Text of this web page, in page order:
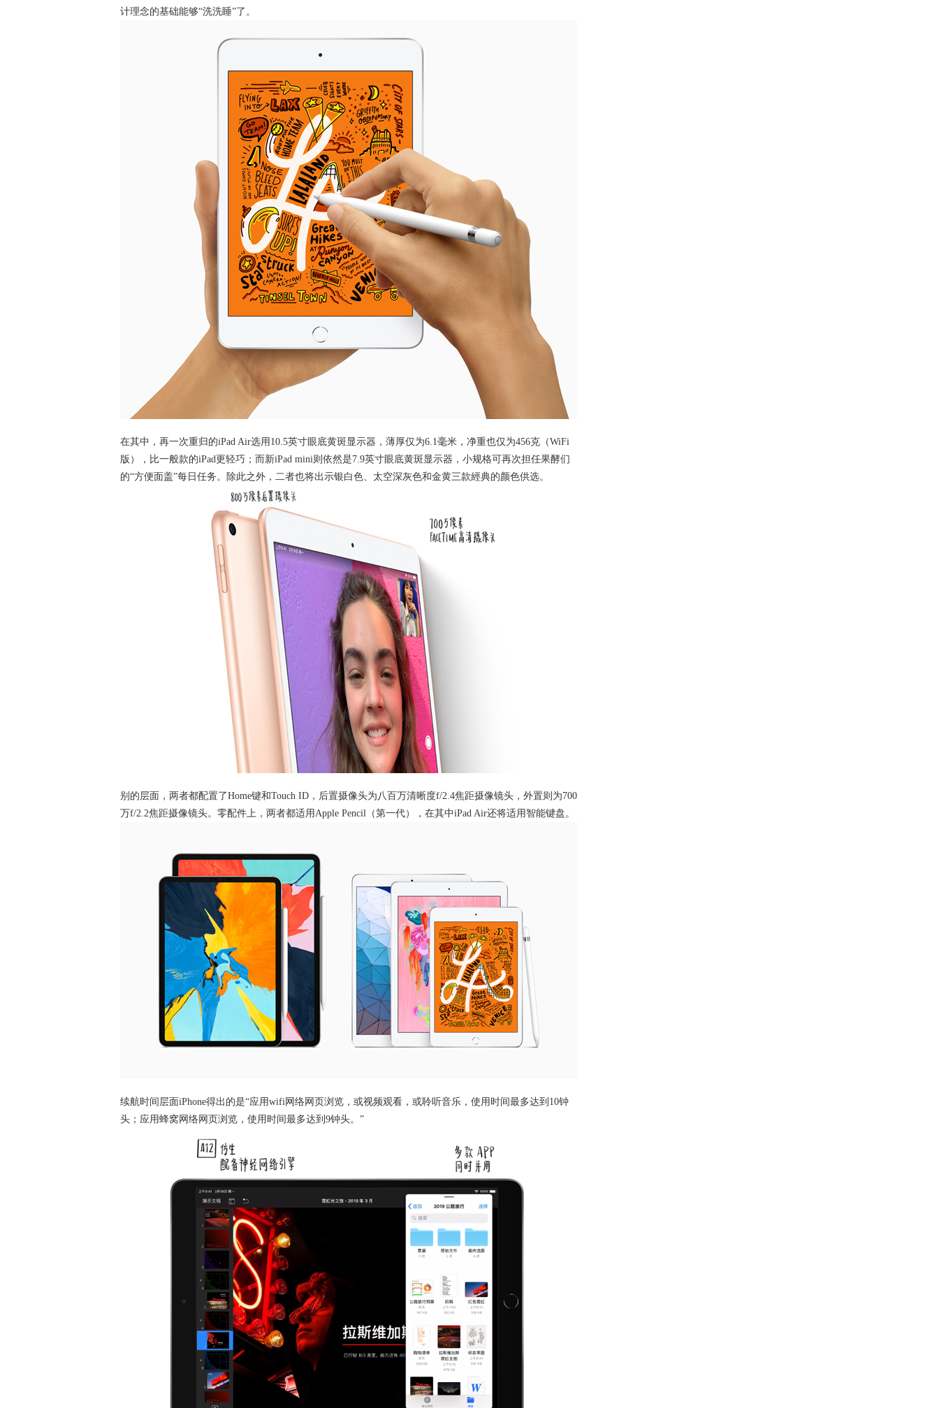
计理念的基础能够“洗洗睡”了。
在其中，再一次重归的iPad Air选用10.5英寸眼底黄斑显示器，薄厚仅为6.1毫米，净重也仅为456克（WiFi
版），比一般款的iPad更轻巧；而新iPad mini则依然是7.9英寸眼底黄斑显示器，小规格可再次担任果酵们
的“方便面盖”每日任务。除此之外，二者也将出示银白色、太空深灰色和金黄三款經典的颜色供选。
别的层面，两者都配置了Home键和Touch ID，后置摄像头为八百万清晰度f/2.4焦距摄像镜头，外置则为700
万f/2.2焦距摄像镜头。零配件上，两者都适用Apple Pencil（第一代），在其中iPad Air还将适用智能键盘。
续航时间层面iPhone得出的是“应用wifi网络网页浏览，或视频观看，或聆听音乐，使用时间最多达到10钟
头；应用蜂窝网络网页浏览，使用时间最多达到9钟头。”